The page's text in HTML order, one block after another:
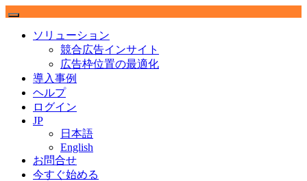
ソリューション
競合広告インサイト
広告枠位置の最適化
導入事例
ヘルプ
ログイン
JP
日本語
English
お問合せ
今すぐ始める